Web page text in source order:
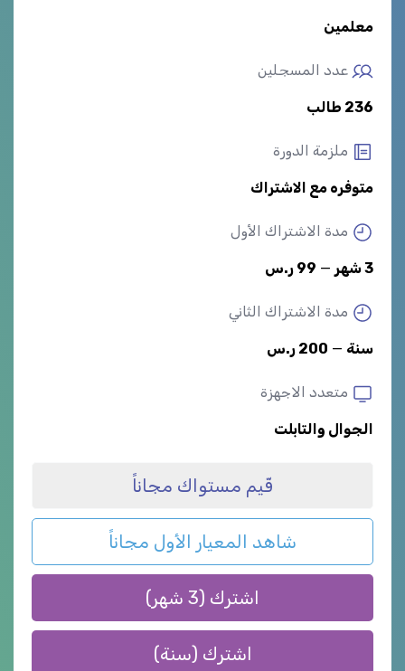
معلمين
عدد المسجلين
236 طالب
ملزمة الدورة
متوفره مع الاشتراك
مدة الاشتراك الأول
3 شهر — 99 ر.س
مدة الاشتراك الثاني
سنة — 200 ر.س
متعدد الاجهزة
الجوال والتابلت
قّيم مستواك مجاناً
شاهد المعيار الأول مجاناً
اشترك (3 شهر)
اشترك (سنة)